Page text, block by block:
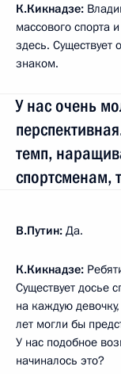
К.Кикнадзе:
массового спорта
здесь.
знаком.
У нас очень
темп,
спортсменам,
В.Путин: Да.
К.Кикнадзе:
Существует досье
на каждую
лет могли бы
У нас подобное
начиналось это?